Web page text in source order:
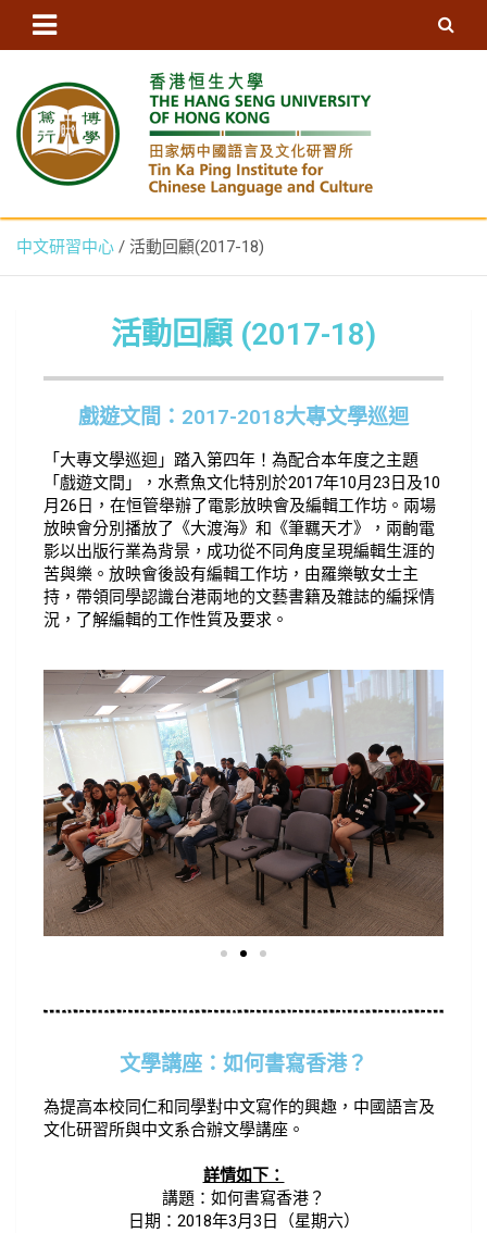
香港恒生大學田家炳中國語言及
文化研習所 – ICLC, HSUHK
中文研習中心 活動回顧(2017-18)
活動回顧 (2017-18)
戲遊文間：2017-2018大專文學巡迴
「大專文學巡迴」踏入第四年！為配合本年度之主題
「戲遊文間」，水煮魚文化特別於2017年10月23日及10
月26日，在恒管舉辦了電影放映會及編輯工作坊。兩場
放映會分別播放了《大渡海》和《筆羈天才》，兩齣電
影以出版行業為背景，成功從不同角度呈現編輯生涯的
苦與樂。放映會後設有編輯工作坊，由羅樂敏女士主
持，帶領同學認識台港兩地的文藝書籍及雜誌的編採情
況，了解編輯的工作性質及要求。
文學講座：如何書寫香港？
為提高本校同仁和同學對中文寫作的興趣，中國語言及
文化研習所與中文系合辦文學講座。
詳情如下：
講題：如何書寫香港？
日期：2018年3月3日（星期六）